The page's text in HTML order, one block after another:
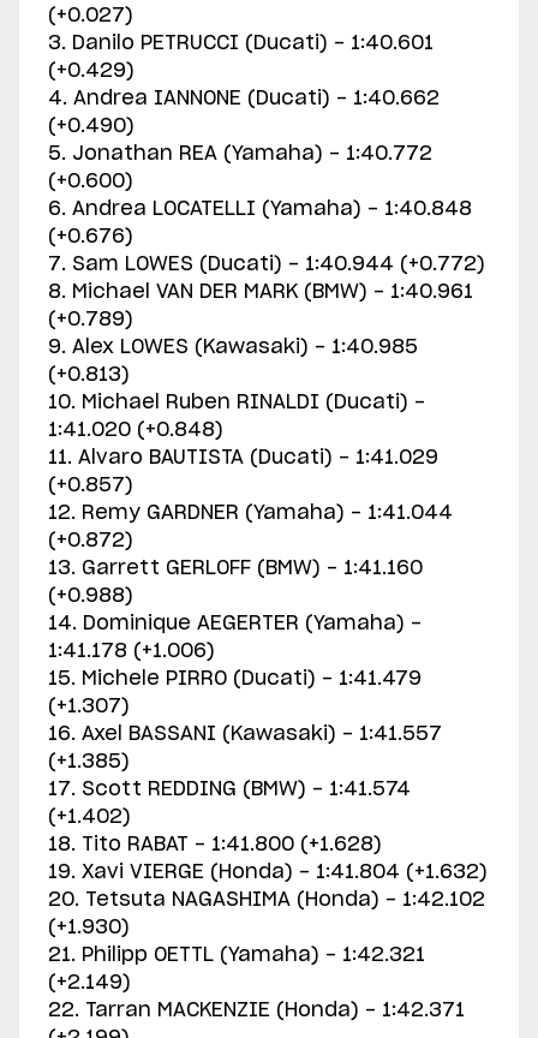
(+0.027)
3. Danilo PETRUCCI (Ducati) - 1:40.601
(+0.429)
4. Andrea IANNONE (Ducati) - 1:40.662
(+0.490)
5. Jonathan REA (Yamaha) - 1:40.772
(+0.600)
6. Andrea LOCATELLI (Yamaha) - 1:40.848
(+0.676)
7. Sam LOWES (Ducati) - 1:40.944 (+0.772)
8. Michael VAN DER MARK (BMW) - 1:40.961
(+0.789)
9. Alex LOWES (Kawasaki) - 1:40.985
(+0.813)
10. Michael Ruben RINALDI (Ducati) -
1:41.020 (+0.848)
11. Alvaro BAUTISTA (Ducati) - 1:41.029
(+0.857)
12. Remy GARDNER (Yamaha) - 1:41.044
(+0.872)
13. Garrett GERLOFF (BMW) - 1:41.160
(+0.988)
14. Dominique AEGERTER (Yamaha) -
1:41.178 (+1.006)
15. Michele PIRRO (Ducati) - 1:41.479
(+1.307)
16. Axel BASSANI (Kawasaki) - 1:41.557
(+1.385)
17. Scott REDDING (BMW) - 1:41.574
(+1.402)
18. Tito RABAT - 1:41.800 (+1.628)
19. Xavi VIERGE (Honda) - 1:41.804 (+1.632)
20. Tetsuta NAGASHIMA (Honda) - 1:42.102
(+1.930)
21. Philipp OETTL (Yamaha) - 1:42.321
(+2.149)
22. Tarran MACKENZIE (Honda) - 1:42.371